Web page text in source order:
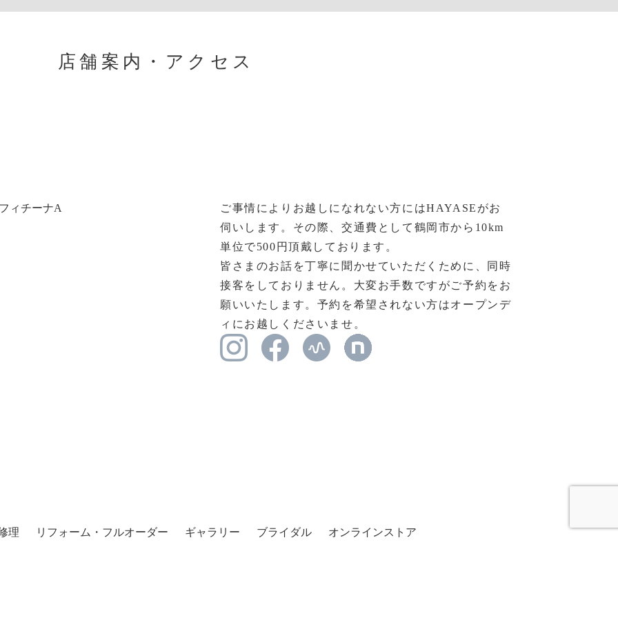
店舗案内・アクセス
ィチーナA
ご事情によりお越しになれない方にはHAYASEがお
伺いします。その際、交通費として鶴岡市から10km
単位で500円頂戴しております。
皆さまのお話を丁寧に聞かせていただくために、同時
接客をしておりません。大変お手数ですがご予約をお
願いいたします。予約を希望されない方はオープンデ
ィにお越しくださいませ。
理 リフォーム・フルオーダー ギャラリー ブライダル オンラインストア